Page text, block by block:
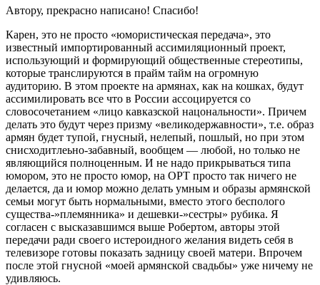
Автору, прекрасно написано! Спасибо!
Карен, это не просто «юмористическая передача», это
известный импортированный ассимиляционный проект,
использующий и формирующий общественные стереотипы,
которые транслируются в прайм тайм на огромную
аудиторию. В этом проекте на армянах, как на кошках, будут
ассимилировать все что в России ассоцируется со
словосочетанием «лицо кавказской нацональности». Причем
делать это будут через призму «великодержавности», т.е. образ
армян будет тупой, гнусный, нелепый, пошлый, но при этом
снисходитлеьно-забавный, вообщем — любой, но только не
являющийся полноценным. И не надо прикрываться типа
юмором, это не просто юмор, на ОРТ просто так ничего не
делается, да и юмор можно делать умным и образы армянской
семьи могут быть нормальными, вместо этого бесполого
существа-»племянника» и дешевки-»сестры» рубика. Я
согласен с высказавшимся выше Робертом, авторы этой
передачи ради своего истероидного желания видеть себя в
телевизоре готовы показать задницу своей матери. Впрочем
после этой гнусной «моей армянской свадьбы» уже ничему не
удивляюсь.